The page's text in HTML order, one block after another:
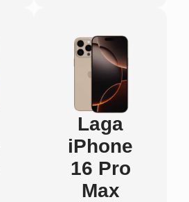
Laga
iPhone
16 Pro
Max